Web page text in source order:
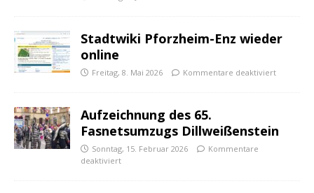
Stadtwiki Pforzheim-Enz wieder
online
Freitag, 8. Mai 2026 Kommentare deaktiviert
Aufzeichnung des 65.
Fasnetsumzugs Dillweißenstein
Sonntag, 15. Februar 2026
Kommentare
deaktiviert